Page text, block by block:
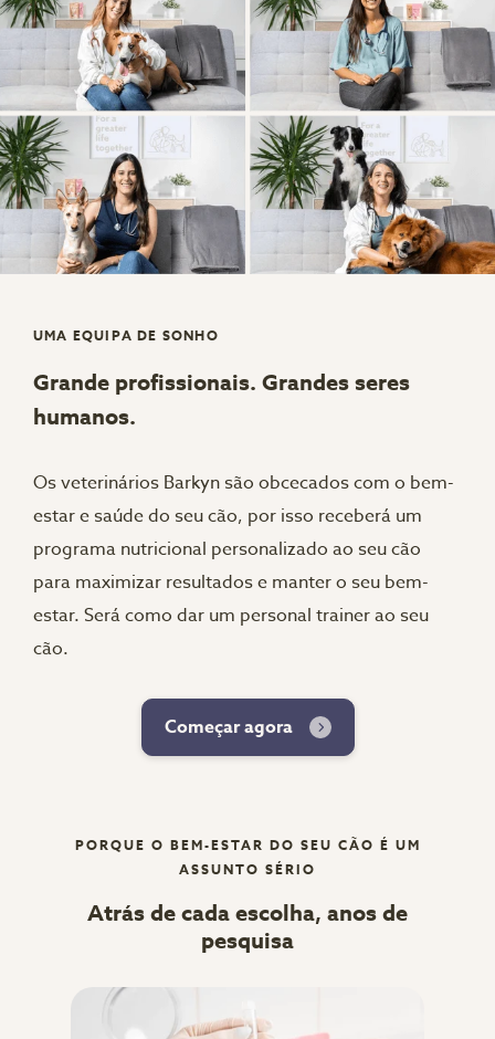
UMA EQUIPA DE SONHO
Grande profissionais. Grandes seres
humanos.
Os veterinários Barkyn são obcecados com o bem-
estar e saúde do seu cão, por isso receberá um
programa nutricional personalizado ao seu cão
para maximizar resultados e manter o seu bem-
estar. Será como dar um personal trainer ao seu
cão.
Começar agora
PORQUE O BEM-ESTAR DO SEU CÃO É UM
ASSUNTO SÉRIO
Atrás de cada escolha, anos de
pesquisa